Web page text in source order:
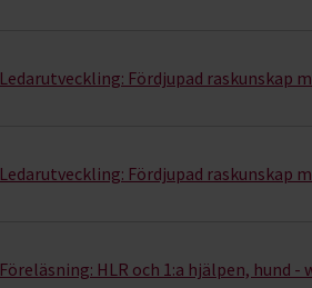
Ledarutveckling: Fördjupad raskunskap
Ledarutveckling: Fördjupad raskunskap
Föreläsning: HLR och 1:a hjälpen, hund -